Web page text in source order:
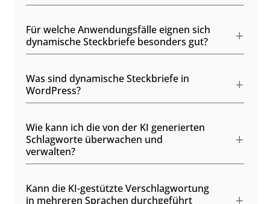
Für welche Anwendungsfälle eignen sich
dynamische Steckbriefe besonders gut?
Was sind dynamische Steckbriefe in
WordPress?
Wie kann ich die von der KI generierten
Schlagworte überwachen und
verwalten?
Kann die KI-gestützte Verschlagwortung
in mehreren Sprachen durchgeführt